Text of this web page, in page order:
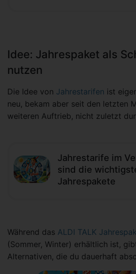
Idee: Jahrespaket als
nutzen
Die Idee von Jahrestarifen ist
neu, bekam aber seit den letzten
weiteren Auftrieb, nicht zuletzt
Jahrestarife im
sind die
Jahrespakete
Während das ALDI TALK
(Sommer, Winter) erhältlich ist,
Alternativen, die du dauerhaft